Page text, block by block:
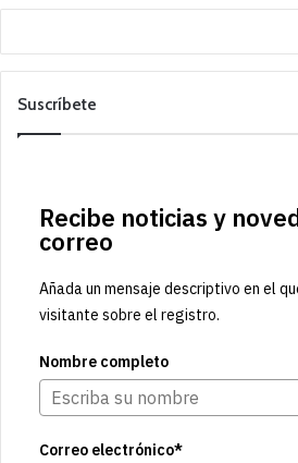
Suscríbete
Recibe noticias y
correo
Añada un mensaje descriptivo en el
visitante sobre el registro.
Nombre completo
Correo electrónico*